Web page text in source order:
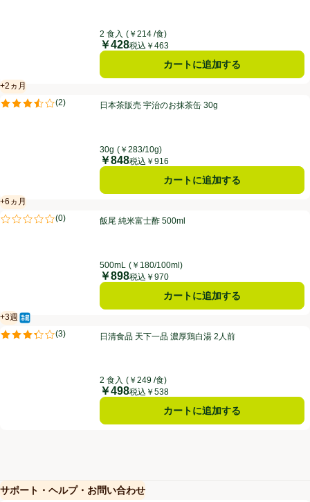
2 食入 (￥214 /食)
価格
￥428税込￥463
カートに追加する
日本茶販売 宇治のお抹茶缶 30g
+2ヵ月
賞味・消費期限保証：2ヵ月
(2)
評価は2件のレビューで5点中3.5点。日本茶販売 宇治のお抹茶缶 30g
30g (￥283/10g)
価格
￥848税込￥916
カートに追加する
飯尾 純米富士酢 500ml
+6ヵ月
賞味・消費期限保証：6ヵ月
(0)
評価は0件のレビューで5点中0.0点。
飯尾 純米富士酢 500ml
500mL (￥180/100ml)
価格
￥898税込￥970
カートに追加する
日清食品 天下一品 濃厚鶏白湯 2人前
+3週
賞味・消費期限保証：3週間
冷蔵食品
(3)
評価は3件のレビューで5点中3.3点。日清食品 天下一品 濃厚鶏白湯 2人前
2 食入 (￥249 /食)
価格
￥498税込￥538
カートに追加する
サポート・ヘルプ・お問い合わせ
(新しいウィンドウで開く)